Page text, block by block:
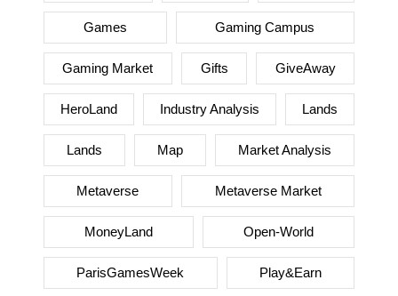
Games Gaming Campus
Gaming Market Gifts GiveAway
HeroLand Industry Analysis Lands
Lands Map Market Analysis
Metaverse Metaverse Market
MoneyLand Open-World
ParisGamesWeek Play&Earn